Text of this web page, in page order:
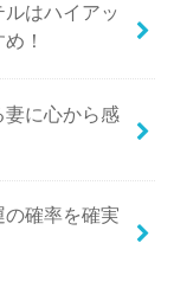
はハイアッ
！
に心から感
の確率を確実